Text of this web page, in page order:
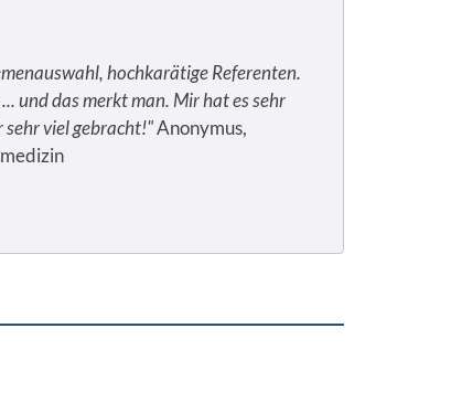
hochkarätige Referenten.
und das merkt man. Mir hat es sehr
sehr viel gebracht!"Anonymus,